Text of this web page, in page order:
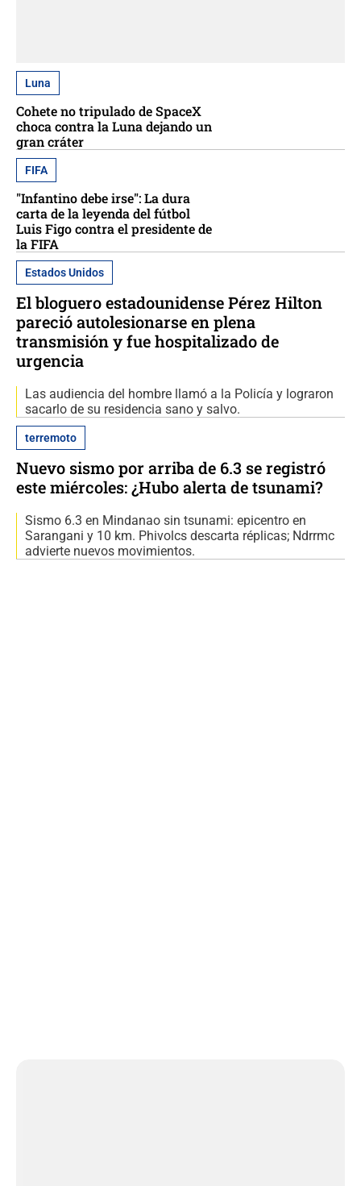
Luna
Cohete no tripulado de SpaceX
choca contra la Luna dejando un
gran cráter
FIFA
"Infantino debe irse": La dura
carta de la leyenda del fútbol
Luis Figo contra el presidente de
la FIFA
Estados Unidos
El bloguero estadounidense Pérez Hilton
pareció autolesionarse en plena
transmisión y fue hospitalizado de
urgencia
Las audiencia del hombre llamó a la Policía y lograron
sacarlo de su residencia sano y salvo.
terremoto
Nuevo sismo por arriba de 6.3 se registró
este miércoles: ¿Hubo alerta de tsunami?
Sismo 6.3 en Mindanao sin tsunami: epicentro en
Sarangani y 10 km. Phivolcs descarta réplicas; Ndrrmc
advierte nuevos movimientos.